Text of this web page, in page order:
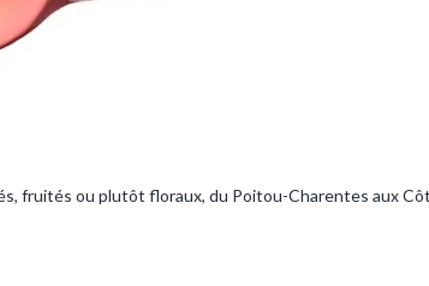
fruités ou plutôt floraux, du Poitou-Charentes aux